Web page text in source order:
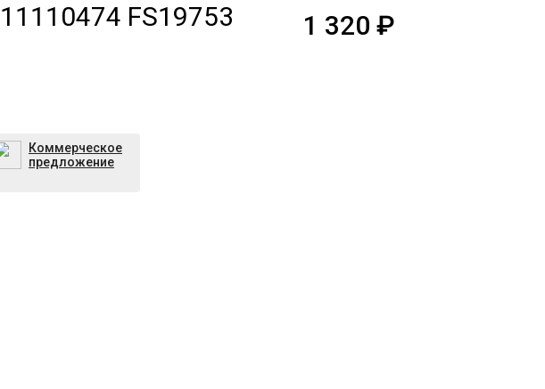
FS19753
1 320 ₽
Коммерческое
предложение